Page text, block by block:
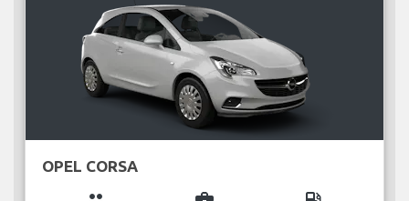
OPEL CORSA